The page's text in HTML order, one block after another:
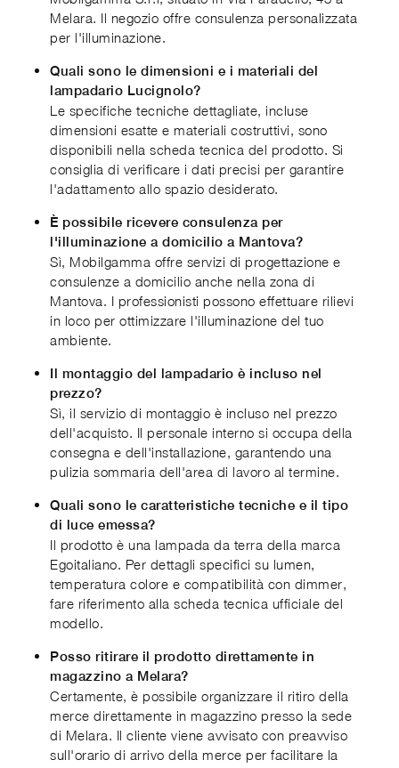
Melara. Il negozio offre consulenza personalizzata
per l'illuminazione.
Quali sono le dimensioni e i materiali del
lampadario Lucignolo?
Le specifiche tecniche dettagliate, incluse
dimensioni esatte e materiali costruttivi, sono
disponibili nella scheda tecnica del prodotto. Si
consiglia di verificare i dati precisi per garantire
l'adattamento allo spazio desiderato.
È possibile ricevere consulenza per
l'illuminazione a domicilio a Mantova?
Sì, Mobilgamma offre servizi di progettazione e
consulenze a domicilio anche nella zona di
Mantova. I professionisti possono effettuare rilievi
in loco per ottimizzare l'illuminazione del tuo
ambiente.
Il montaggio del lampadario è incluso nel
prezzo?
Sì, il servizio di montaggio è incluso nel prezzo
dell'acquisto. Il personale interno si occupa della
consegna e dell'installazione, garantendo una
pulizia sommaria dell'area di lavoro al termine.
Quali sono le caratteristiche tecniche e il tipo
di luce emessa?
Il prodotto è una lampada da terra della marca
Egoitaliano. Per dettagli specifici su lumen,
temperatura colore e compatibilità con dimmer,
fare riferimento alla scheda tecnica ufficiale del
modello.
Posso ritirare il prodotto direttamente in
magazzino a Melara?
Certamente, è possibile organizzare il ritiro della
merce direttamente in magazzino presso la sede
di Melara. Il cliente viene avvisato con preavviso
sull'orario di arrivo della merce per facilitare la